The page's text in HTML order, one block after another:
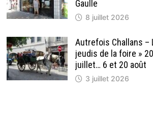
Gaulle
8 juillet 2026
Autrefois Challans –
jeudis de la foire »
juillet… 6 et 20 août
3 juillet 2026